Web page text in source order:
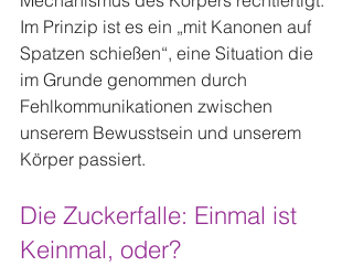
Im Prinzip ist es ein „mit Kanonen auf
Spatzen schießen“, eine Situation die
im Grunde genommen durch
Fehlkommunikationen zwischen
unserem Bewusstsein und unserem
Körper passiert.
Die Zuckerfalle: Einmal ist
Keinmal, oder?